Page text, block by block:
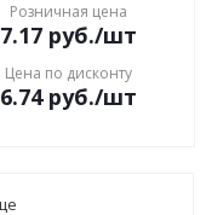
Розничная цена
7.17руб./шт
Цена по дисконту
6.74руб./шт